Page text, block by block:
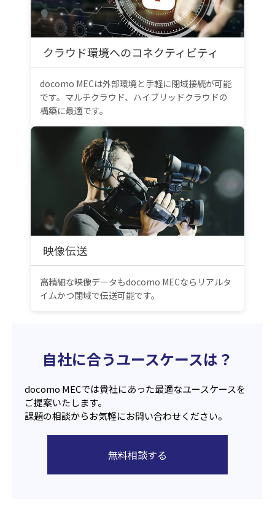
クラウド環境へのコネクティビティ
docomo MECは外部環境と手軽に閉域接続が可能
です。マルチクラウド、ハイブリッドクラウドの
構築に最適です。
映像伝送
高精細な映像データもdocomo MECならリアルタ
イムかつ閉域で伝送可能です。
自社に合うユースケースは？
docomo MECでは貴社にあった最適なユースケースを
ご提案いたします。
課題の相談からお気軽にお問い合わせください。
無料相談する